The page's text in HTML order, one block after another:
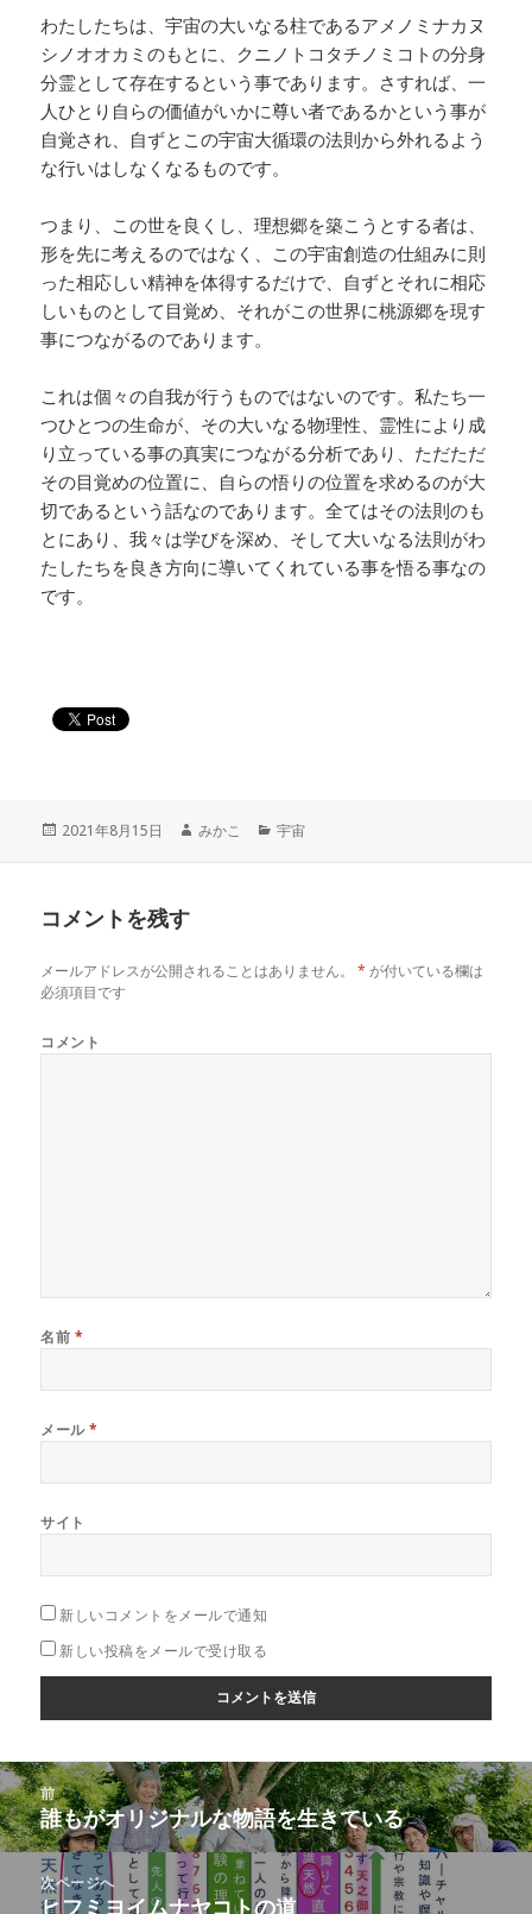
わたしたちは、宇宙の大いなる柱であるアメノミナカヌ
シノオオカミのもとに、クニノトコタチノミコトの分身
分霊として存在するという事であります。さすれば、一
人ひとり自らの価値がいかに尊い者であるかという事が
自覚され、自ずとこの宇宙大循環の法則から外れるよう
な行いはしなくなるものです。
つまり、この世を良くし、理想郷を築こうとする者は、
形を先に考えるのではなく、この宇宙創造の仕組みに則
った相応しい精神を体得するだけで、自ずとそれに相応
しいものとして目覚め、それがこの世界に桃源郷を現す
事につながるのであります。
これは個々の自我が行うものではないのです。私たち一
つひとつの生命が、その大いなる物理性、霊性により成
り立っている事の真実につながる分析であり、ただただ
その目覚めの位置に、自らの悟りの位置を求めるのが大
切であるという話なのであります。全てはその法則のも
とにあり、我々は学びを深め、そして大いなる法則がわ
たしたちを良き方向に導いてくれている事を悟る事なの
です。
投
2021年8月15日
作
みかこ
カ
宇宙
コメントを残す
メールアドレスが公開されることはありません。 * が付いている欄は
必須項目です
コメント
名前 *
メール*
サイト
新しいコメントをメールで通知
新しい投稿をメールで受け取る
投
稿
ナ
前
前
の
投
稿:
誰もがオリジナルな物語を生きている
次ページへ
次
ヒフミヨイムナヤコトの道